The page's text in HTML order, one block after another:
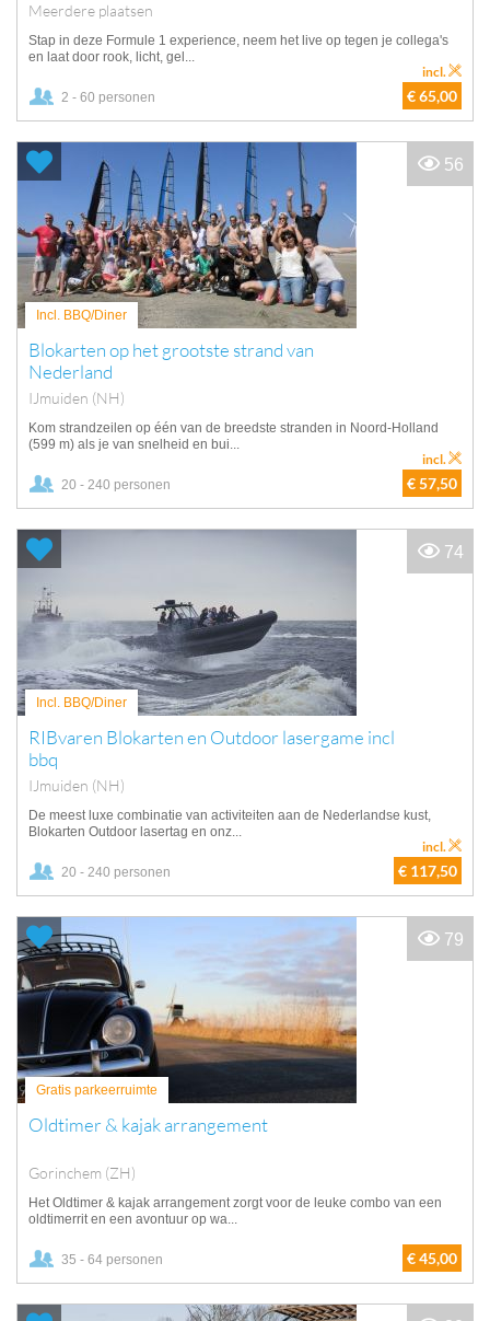
Meerdere plaatsen
Stap in deze Formule 1 experience, neem het live op tegen je collega's
en laat door rook, licht, gel...
2 - 60 personen € 65,00
incl.
Incl. BBQ/Diner
Blokarten op het grootste strand van
Nederland
IJmuiden (NH)
Kom strandzeilen op één van de breedste stranden in Noord-Holland
(599 m) als je van snelheid en bui...
20 - 240 personen € 57,50
incl.
56
Incl. BBQ/Diner
RIBvaren Blokarten en Outdoor lasergame incl
bbq
IJmuiden (NH)
De meest luxe combinatie van activiteiten aan de Nederlandse kust,
Blokarten Outdoor lasertag en onz...
20 - 240 personen € 117,50
incl.
74
Gratis parkeerruimte
Oldtimer & kajak arrangement
Gorinchem (ZH)
Het Oldtimer & kajak arrangement zorgt voor de leuke combo van een
oldtimerrit en een avontuur op wa...
35 - 64 personen € 45,00
79